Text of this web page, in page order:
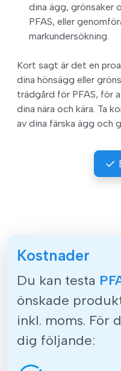
dina ägg, grönsaker
PFAS, eller
markundersökning.
Kort sagt är det en
dina hönsägg eller
trädgård för PFAS, för
dina nära och kära. Ta
av dina färska ägg och
Kostnader
Du kan testa
önskade
inkl. moms. För
dig följande: